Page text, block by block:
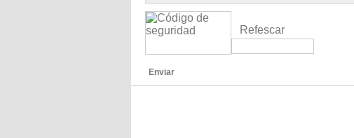
Refescar
Enviar